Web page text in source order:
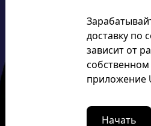
доставку по
зависит от
приложение
Начать